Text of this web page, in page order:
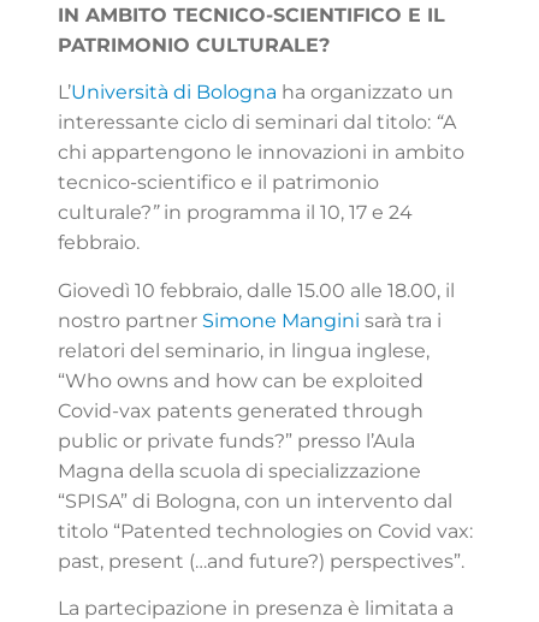
IN AMBITO TECNICO-SCIENTIFICO E IL
PATRIMONIO CULTURALE?
L’Università di Bologna ha organizzato un
interessante ciclo di seminari dal titolo: “A
chi appartengono le innovazioni in ambito
tecnico-scientifico e il patrimonio
culturale?”in programma il 10, 17 e 24
febbraio.
Giovedì 10 febbraio, dalle 15.00 alle 18.00, il
nostro partner Simone Mangini sarà tra i
relatori del seminario, in lingua inglese,
“Who owns and how can be exploited
Covid-vax patents generated through
public or private funds?” presso l’Aula
Magna della scuola di specializzazione
“SPISA” di Bologna, con un intervento dal
titolo “Patented technologies on Covid vax:
past, present (…and future?) perspectives”.
La partecipazione in presenza è limitata a